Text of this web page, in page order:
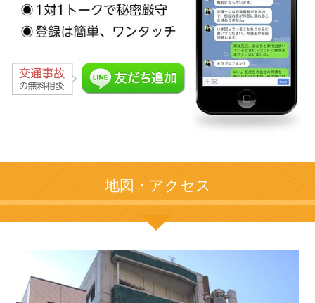
地図・アクセス